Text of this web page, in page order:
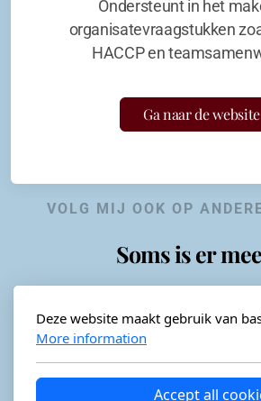
Ondersteunt in het
organisatevraagstukken
HACCP en
Ga naar de website
VOLG MIJ OOK OP
Soms is er
Horeca-advies
Deze website maakt gebruik van
More information
Accept all